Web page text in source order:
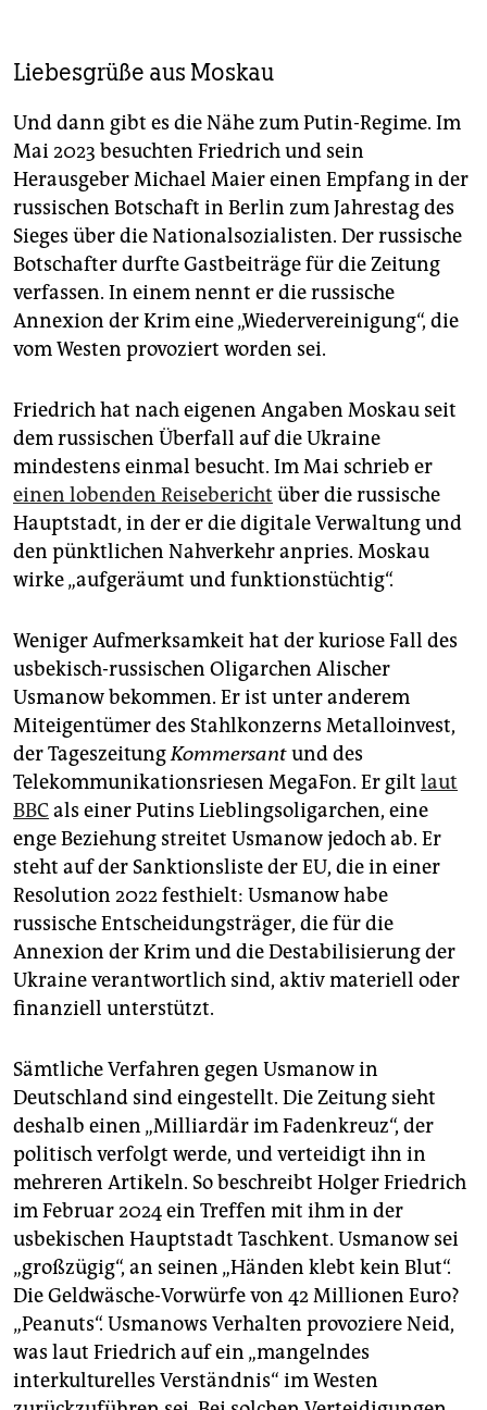
Liebesgrüße aus Moskau
Und dann gibt es die Nähe zum Putin-Regime. Im
Mai 2023 besuchten Friedrich und sein
Herausgeber Michael Maier einen Empfang in der
russischen Botschaft in Berlin zum Jahrestag des
Sieges über die Nationalsozialisten. Der russische
Botschafter durfte Gastbeiträge für die Zeitung
verfassen. In einem nennt er die russische
Annexion der Krim eine „Wiedervereinigung“, die
vom Westen provoziert worden sei.
Friedrich hat nach eigenen Angaben Moskau seit
dem russischen Überfall auf die Ukrai­ne
mindestens einmal besucht. Im Mai schrieb er
einen lobenden Reisebericht über die russische
Hauptstadt, in der er die digitale Verwaltung und
den pünktlichen Nahverkehr anpries. Moskau
wirke „aufgeräumt und funktionstüchtig“.
Weniger Aufmerksamkeit hat der kuriose Fall des
usbekisch-russischen Oligarchen Alischer
Usmanow bekommen. Er ist unter anderem
Miteigentümer des Stahlkonzerns Metalloinvest,
der TageszeitungKommersantund des
Telekommunikationsriesen MegaFon. Er gilt laut
BBCals einer Putins Lieblings­oligarchen, eine
enge Beziehung streitet Usmanow jedoch ab. Er
steht auf der Sanktionsliste der EU, die in einer
Resolution 2022 festhielt: Usmanow habe
russische Entscheidungsträger, die für die
Annexion der Krim und die Destabilisierung der
Ukraine verantwortlich sind, aktiv materiell oder
finanziell unterstützt.
Sämtliche Verfahren gegen Usmanow in
Deutschland sind eingestellt. Die Zeitung sieht
deshalb einen „Milliardär im Fadenkreuz“, der
politisch verfolgt werde, und verteidigt ihn in
mehreren Artikeln. So beschreibt Holger Friedrich
im Februar 2024 ein Treffen mit ihm in der
usbekischen Hauptstadt Taschkent. Usmanow sei
„großzügig“, an seinen „Händen klebt kein Blut“.
Die Geldwäsche-Vorwürfe von 42 Millionen Euro?
„Peanuts“. Usmanows Verhalten provoziere Neid,
was laut Friedrich auf ein „mangelndes
interkulturelles Verständnis“ im Westen